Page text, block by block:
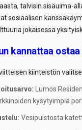
talvisin sisäuima-
sosiaalisen
jokaisessa
kannattaa
kiinteistön
Lumos
kysytyimpiä
Vesipuistosta